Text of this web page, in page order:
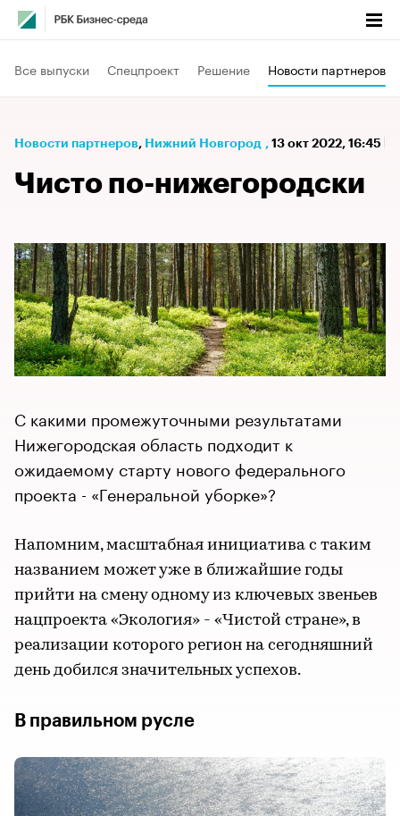
Все выпуски Спецпроект Решение Новости партнеров
Новости партнеров⁠, Нижний Новгород , 13 окт 2022, 16:45
Чисто по-нижегородски
С какими промежуточными результатами
Нижегородская область подходит к
ожидаемому старту нового федерального
проекта - «Генеральной уборке»?
Напомним, масштабная инициатива с таким
названием может уже в ближайшие годы
прийти на смену одному из ключевых звеньев
нацпроекта «Экология» - «Чистой стране», в
реализации которого регион на сегодняшний
день добился значительных успехов.
В правильном русле